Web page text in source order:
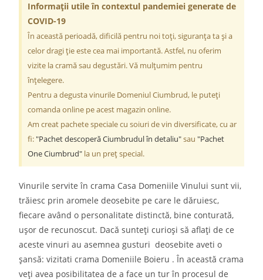
Informații utile în contextul pandemiei generate de
COVID-19
În această perioadă, dificilă pentru noi toți, siguranța ta și a
celor dragi ție este cea mai importantă. Astfel, nu oferim
vizite la cramă sau degustări. Vă mulțumim pentru
înțelegere.
Pentru a degusta vinurile Domeniul Ciumbrud, le puteți
comanda online pe acest magazin online.
Am creat pachete speciale cu soiuri de vin diversificate, cu ar
fi:"Pachet descoperă Ciumbrudul în detaliu"sau"Pachet
One Ciumbrud" la un preț special.
Vinurile servite în crama Casa Domeniile Vinului sunt vii,
trăiesc prin aromele deosebite pe care le dăruiesc,
fiecare având o personalitate distinctă, bine conturată,
uşor de recunoscut. Dacă sunteți curioși să aflați de ce
aceste vinuri au asemnea gusturi deosebite aveti o
șansă: vizitati crama Domeniile Boieru . În această crama
veți avea posibilitatea de a face un tur în procesul de